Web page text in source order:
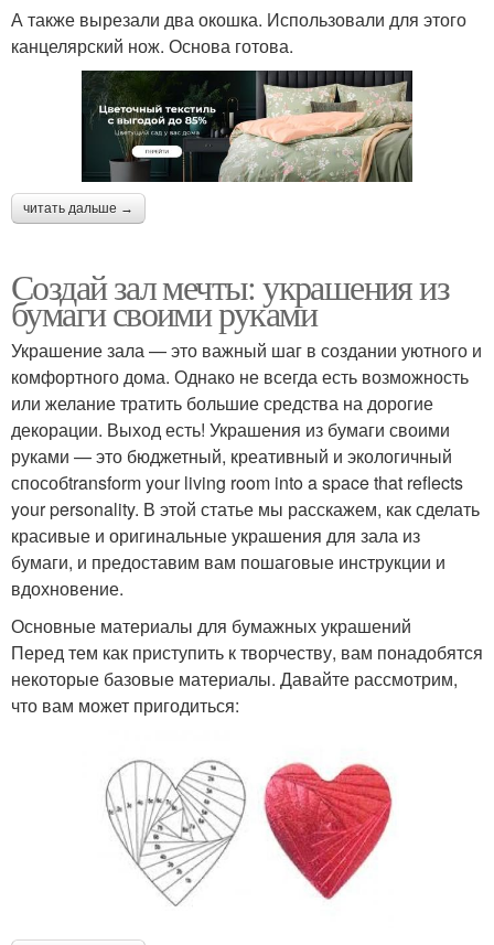
А также вырезали два окошка. Использовали для этого
канцелярский нож. Основа готова.
читать дальше →
Создай зал мечты: украшения из
бумаги своими руками
Украшение зала — это важный шаг в создании уютного и
комфортного дома. Однако не всегда есть возможность
или желание тратить большие средства на дорогие
декорации. Выход есть! Украшения из бумаги своими
руками — это бюджетный, креативный и экологичный
способtransform your living room into a space that reflects
your personality. В этой статье мы расскажем, как сделать
красивые и оригинальные украшения для зала из
бумаги, и предоставим вам пошаговые инструкции и
вдохновение.
Основные материалы для бумажных украшений
Перед тем как приступить к творчеству, вам понадобятся
некоторые базовые материалы. Давайте рассмотрим,
что вам может пригодиться: